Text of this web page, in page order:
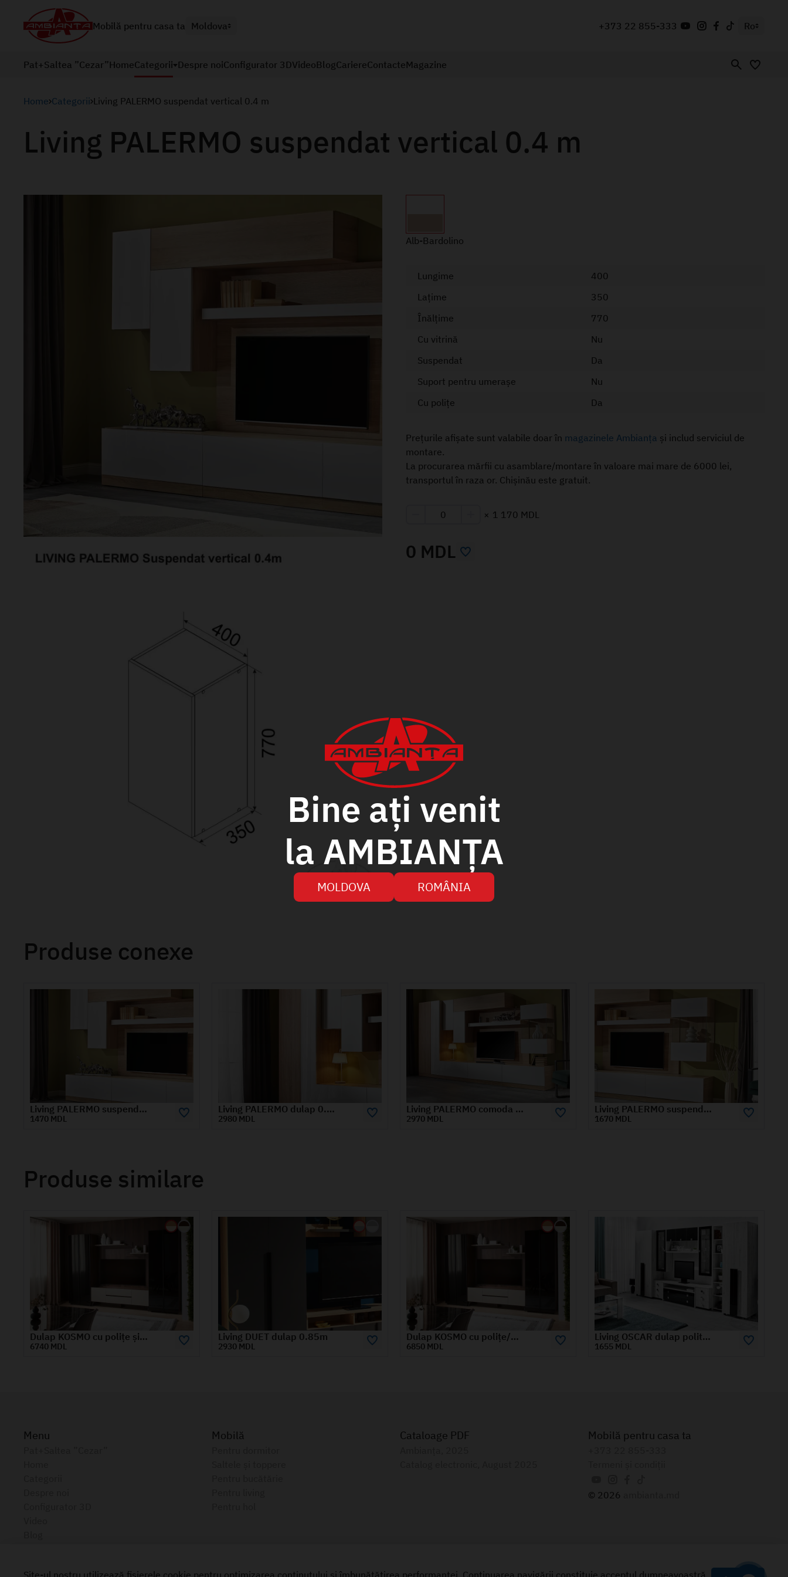
Mobilă pentru casa ta Moldova +373 22 855-333 Ro
Pat+Saltea ”Cezar”HomeCategorii Despre noiConfigurator 3DVideoBlogCariereContacteMagazine
Home Categorii Living PALERMO suspendat vertical 0.4 m
Living PALERMO suspendat vertical 0.4 m
Alb-Bardolino
Lungime
400
Lațime
350
Înălțime
770
Cu vitrină
Nu
Suspendat
Da
Suport pentru umerașe
Nu
Cu polițe
Da
Prețurile afișate sunt valabile doar în magazinele Ambianța și includ serviciul de
montare.
La procurarea mărfii cu asamblare/montare în valoare mai mare de 6000 lei,
transportul în raza or. Chișinău este gratuit.
× 1 170 MDL
0 MDL
Produse conexe
Living PALERMO dulap 0.85 m
2980 MDL
Living PALERMO comoda TV 1.6 m
2970 MDL
Living PALERMO suspendat vertical sticla 0.6 m
1670 MDL
Living PALERMO placă decorativă cu polițe
800 MDL
Produse similare
Living DUET dulap 0.85m
2930 MDL
Dulap KOSMO cu polițe/bară și uși de sticlă 0.8 m
6850 MDL
Living OSCAR dulap polite 0.4 m
1655 MDL
Dulap RIO 2 m
10620 MDL
Menu Mobilă Cataloage PDF Mobilă pentru casa ta
© 2026
Site-ul nostru utilizează fișierele cookie pentru optimizarea conținutului si îmbunătățirea performantei. Continuarea navigării constituie acceptul dumneavoastră
Bine ați venit
la AMBIANȚA
MOLDOVA ROMÂNIA